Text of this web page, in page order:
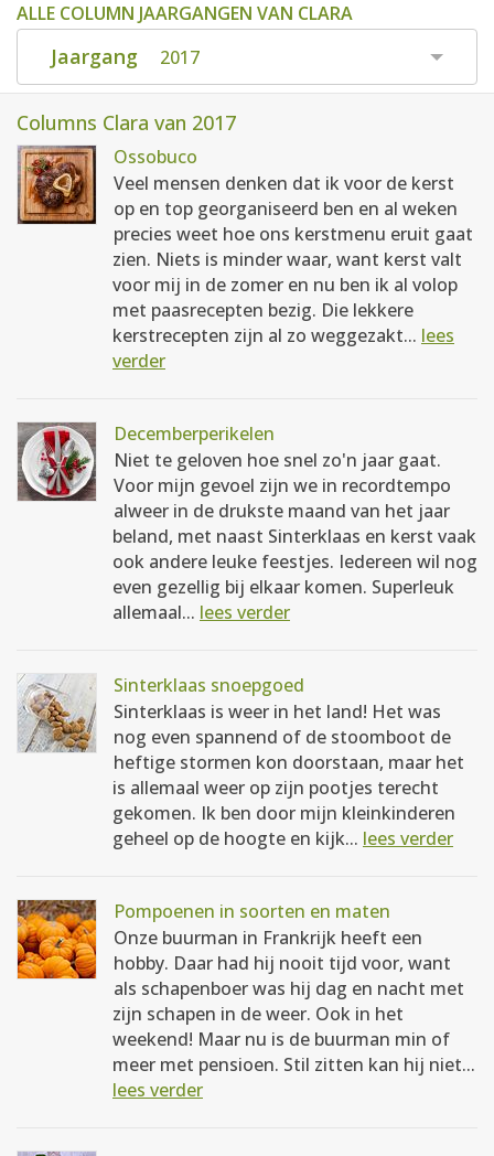
ALLE COLUMN JAARGANGEN VAN CLARA
Jaargang 2017
Columns Clara van 2017
Ossobuco
Veel mensen denken dat ik voor de kerst
op en top georganiseerd ben en al weken
precies weet hoe ons kerstmenu eruit gaat
zien. Niets is minder waar, want kerst valt
voor mij in de zomer en nu ben ik al volop
met paasrecepten bezig. Die lekkere
kerstrecepten zijn al zo weggezakt... lees
verder
Decemberperikelen
Niet te geloven hoe snel zo'n jaar gaat.
Voor mijn gevoel zijn we in recordtempo
alweer in de drukste maand van het jaar
beland, met naast Sinterklaas en kerst vaak
ook andere leuke feestjes. Iedereen wil nog
even gezellig bij elkaar komen. Superleuk
allemaal... lees verder
Sinterklaas snoepgoed
Sinterklaas is weer in het land! Het was
nog even spannend of de stoomboot de
heftige stormen kon doorstaan, maar het
is allemaal weer op zijn pootjes terecht
gekomen. Ik ben door mijn kleinkinderen
geheel op de hoogte en kijk... lees verder
Pompoenen in soorten en maten
Onze buurman in Frankrijk heeft een
hobby. Daar had hij nooit tijd voor, want
als schapenboer was hij dag en nacht met
zijn schapen in de weer. Ook in het
weekend! Maar nu is de buurman min of
meer met pensioen. Stil zitten kan hij niet...
lees verder